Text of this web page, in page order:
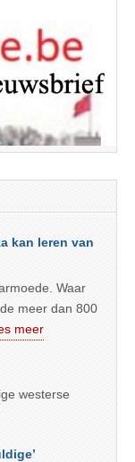
kan leren van
Waar
meer dan 800
meer
westerse